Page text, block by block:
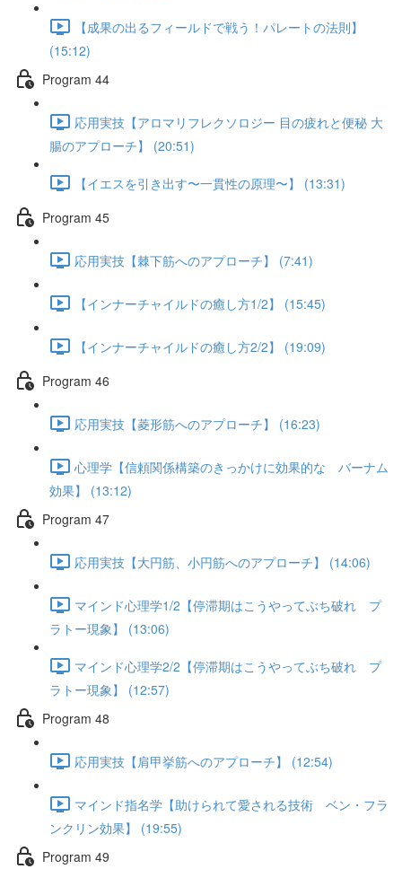
【成果の出るフィールドで戦う！パレートの法則】
(15:12)
Program 44
応用実技【アロマリフレクソロジー 目の疲れと便秘 大
腸のアプローチ】 (20:51)
【イエスを引き出す〜一貫性の原理〜】 (13:31)
Program 45
応用実技【棘下筋へのアプローチ】 (7:41)
【インナーチャイルドの癒し方1/2】 (15:45)
【インナーチャイルドの癒し方2/2】 (19:09)
Program 46
応用実技【菱形筋へのアプローチ】 (16:23)
心理学【信頼関係構築のきっかけに効果的な バーナム
効果】 (13:12)
Program 47
応用実技【大円筋、小円筋へのアプローチ】 (14:06)
マインド心理学1/2【停滞期はこうやってぶち破れ プ
ラトー現象】 (13:06)
マインド心理学2/2【停滞期はこうやってぶち破れ プ
ラトー現象】 (12:57)
Program 48
応用実技【肩甲挙筋へのアプローチ】 (12:54)
マインド指名学【助けられて愛される技術 ベン・フラ
ンクリン効果】 (19:55)
Program 49